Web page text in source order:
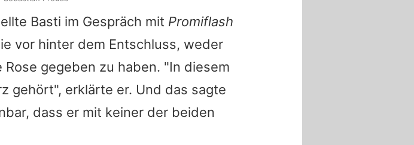
Basti im Gespräch mit Promiflash
vor hinter dem Entschluss, weder
Rose gegeben zu haben. "In diesem
gehört", erklärte er. Und das sagte
dass er mit keiner der beiden